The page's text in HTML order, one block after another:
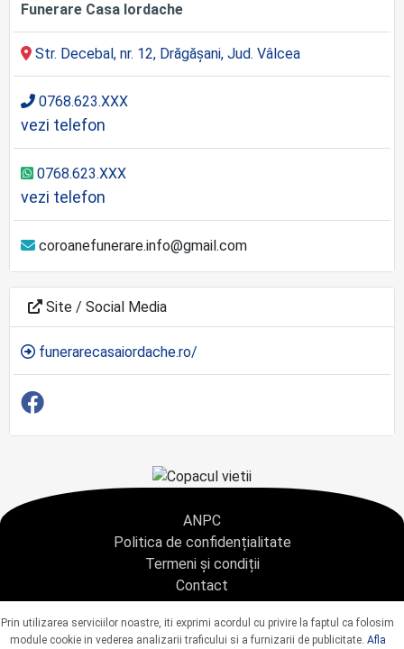
Funerare Casa Iordache
Str. Decebal, nr. 12, Drăgășani, Jud. Vâlcea
0768.623.XXX
vezi telefon
0768.623.XXX
vezi telefon
coroanefunerare.info@gmail.com
Site / Social Media
funerarecasaiordache.ro/
ANPC
Politica de confidențialitate
Termeni și condiții
Contact
Copyright © 2021 - AGENTIA CONDOLEANTE.RO SRL - toate drepturile rezervate
J40/9967/2020 CUI: 42925428
Prin utilizarea serviciilor noastre, iti exprimi acordul cu privire la faptul ca folosim
module cookie in vederea analizarii traficului si a furnizarii de publicitate. Afla